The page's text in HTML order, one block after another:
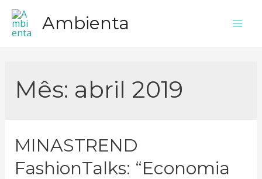
para
Ambienta
Mês: abril 2019
MINASTREND
FashionTalks: “Economia